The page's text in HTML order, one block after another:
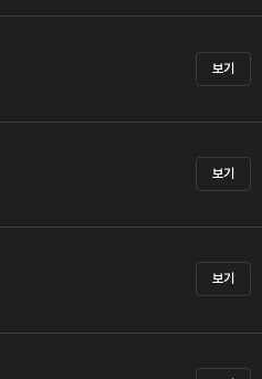
보기
보기
보기